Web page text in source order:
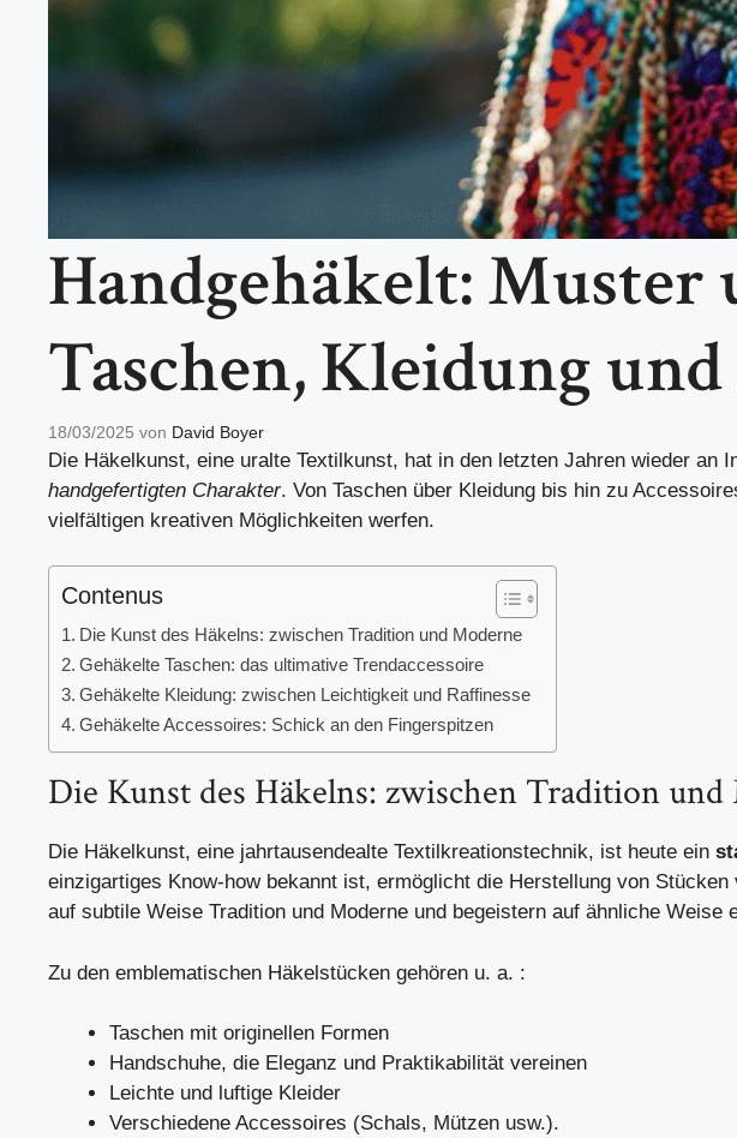
Handgehäkelt: Muster
Taschen, Kleidung und
18/03/2025 von David Boyer
Die Häkelkunst, eine uralte Textilkunst, hat in den letzten Jahren wieder an
handgefertigten Charakter. Von Taschen über Kleidung bis hin zu
vielfältigen kreativen Möglichkeiten werfen.
Contenus
Die Kunst des Häkelns: zwischen Tradition und Moderne
Gehäkelte Taschen: das ultimative Trendaccessoire
Gehäkelte Kleidung: zwischen Leichtigkeit und Raffinesse
Gehäkelte Accessoires: Schick an den Fingerspitzen
Die Kunst des Häkelns: zwischen Tradition
Die Häkelkunst, eine jahrtausendealte Textilkreationstechnik, ist heute ein
einzigartiges Know-how bekannt ist, ermöglicht die Herstellung von Stücken
auf subtile Weise Tradition und Moderne und begeistern auf ähnliche Weise
Zu den emblematischen Häkelstücken gehören u. a. :
Taschen mit originellen Formen
Handschuhe, die Eleganz und Praktikabilität vereinen
Leichte und luftige Kleider
Verschiedene Accessoires (Schals, Mützen usw.).